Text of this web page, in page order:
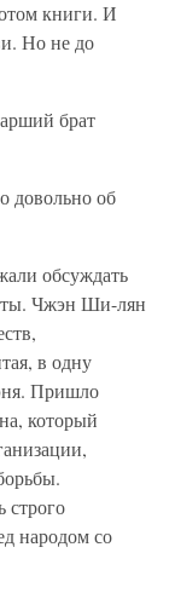
книги. И
Но не до
брат
довольно об
обсуждать
Чжэн Ши-лян
в одну
Пришло
который
строго
народом со